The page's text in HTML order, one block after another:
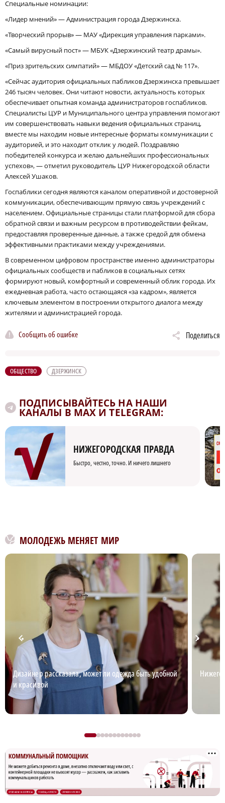
Специальные номинации:
«Лидер мнений» — Администрация города Дзержинска.
«Творческий прорыв» — МАУ «Дирекция управления парками».
«Самый вирусный пост» — МБУК «Дзержинский театр драмы».
«Приз зрительских симпатий» — МБДОУ «Детский сад № 117».
«Сейчас аудитория официальных пабликов Дзержинска превышает
246 тысяч человек. Они читают новости, актуальность которых
обеспечивает опытная команда администраторов госпабликов.
Специалисты ЦУР и Муниципального центра управления помогают
им совершенствовать навыки ведения официальных страниц,
вместе мы находим новые интересные форматы коммуникации с
аудиторией, и это находит отклик у людей. Поздравляю
победителей конкурса и желаю дальнейших профессиональных
успехов», — отметил руководитель ЦУР Нижегородской области
Алексей Ушаков.
Госпаблики сегодня являются каналом оперативной и достоверной
коммуникации, обеспечивающим прямую связь учреждений с
населением. Официальные страницы стали платформой для сбора
обратной связи и важным ресурсом в противодействии фейкам,
предоставляя проверенные данные, а также средой для обмена
эффективными практиками между учреждениями.
В современном цифровом пространстве именно администраторы
официальных сообществ и пабликов в социальных сетях
формируют новый, комфортный и современный облик города. Их
ежедневная работа, часто остающаяся «за кадром», является
ключевым элементом в построении открытого диалога между
жителями и администрацией города.
Сообщить об ошибке Поделиться
ОБЩЕСТВО ДЗЕРЖИНСК
ПОДПИСЫВАЙТЕСЬ НА НАШИ
КАНАЛЫ В MAX И TELEGRAM:
НИЖЕГОРОДСКАЯ ПРАВДА
Быстро, честно, точно. И ничего лишнего
МОЛОДЕЖЬ МЕНЯЕТ МИР
Дизайнер рассказала, может ли одежда быть удобной
и красивой